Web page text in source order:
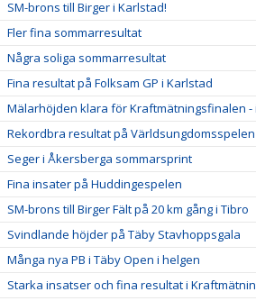
SM-brons till Birger i Karlstad!
Fler fina sommarresultat
Några soliga sommarresultat
Fina resultat på Folksam GP i Karlstad
Mälarhöjden klara för Kraftmätningsfinalen -
Rekordbra resultat på Världsungdomsspelen
Seger i Åkersberga sommarsprint
Fina insater på Huddingespelen
SM-brons till Birger Fält på 20 km gång i Tibro
Svindlande höjder på Täby Stavhoppsgala
Många nya PB i Täby Open i helgen
Starka insatser och fina resultat i